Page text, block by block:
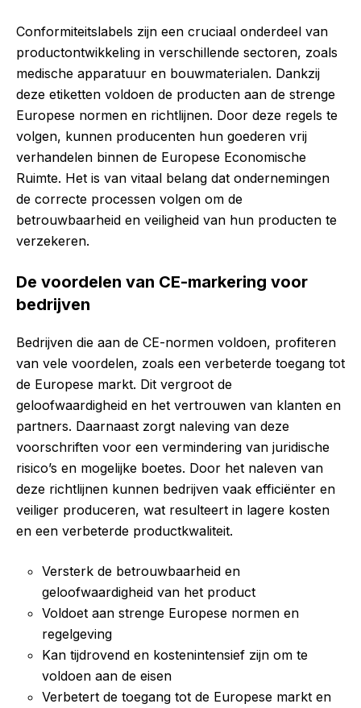
Conformiteitslabels zijn een cruciaal onderdeel van
productontwikkeling in verschillende sectoren, zoals
medische apparatuur en bouwmaterialen. Dankzij
deze etiketten voldoen de producten aan de strenge
Europese normen en richtlijnen. Door deze regels te
volgen, kunnen producenten hun goederen vrij
verhandelen binnen de Europese Economische
Ruimte. Het is van vitaal belang dat ondernemingen
de correcte processen volgen om de
betrouwbaarheid en veiligheid van hun producten te
verzekeren.
De voordelen van CE-markering voor
bedrijven
Bedrijven die aan de CE-normen voldoen, profiteren
van vele voordelen, zoals een verbeterde toegang tot
de Europese markt. Dit vergroot de
geloofwaardigheid en het vertrouwen van klanten en
partners. Daarnaast zorgt naleving van deze
voorschriften voor een vermindering van juridische
risico’s en mogelijke boetes. Door het naleven van
deze richtlijnen kunnen bedrijven vaak efficiënter en
veiliger produceren, wat resulteert in lagere kosten
en een verbeterde productkwaliteit.
Versterk de betrouwbaarheid en
geloofwaardigheid van het product
Voldoet aan strenge Europese normen en
regelgeving
Kan tijdrovend en kostenintensief zijn om te
voldoen aan de eisen
Verbetert de toegang tot de Europese markt en